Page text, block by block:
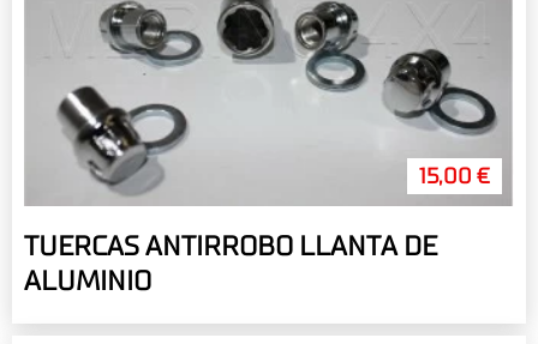
15,00 €
TUERCAS ANTIRROBO LLANTA DE
ALUMINIO